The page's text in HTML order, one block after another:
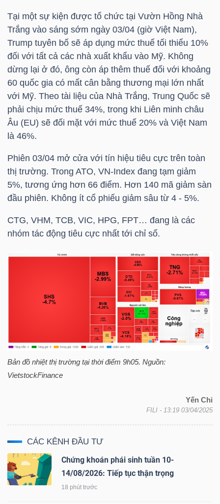
Tại một sự kiện được tổ chức tại Vườn Hồng Nhà
Trắng vào sáng sớm ngày 03/04 (giờ Việt Nam),
Trump tuyên bố sẽ áp dụng mức thuế tối thiểu 10%
đối với tất cả các nhà xuất khẩu vào Mỹ. Không
dừng lại ở đó, ông còn áp thêm thuế đối với khoảng
60 quốc gia có mất cân bằng thương mại lớn nhất
với Mỹ. Theo tài liệu của Nhà Trắng, Trung Quốc sẽ
phải chịu mức thuế 34%, trong khi Liên minh châu
Âu (EU) sẽ đối mặt với mức thuế 20% và Việt Nam
là 46%.
Phiên 03/04 mở cửa với tín hiệu tiêu cực trên toàn
thị trường. Trong ATO, VN-Index đang tạm giảm
5%, tương ứng hơn 66 điểm. Hơn 140 mã giảm sàn
đầu phiên. Không ít cổ phiếu giảm sâu từ 4 - 5%.
CTG, VHM, TCB, VIC, HPG, FPT… đang là các
nhóm tác động tiêu cực nhất tới chỉ số.
Bản đồ nhiệt thị trường tại thời điểm 9h05. Nguồn:
VietstockFinance
Yến Chi
FILI - 13:19 03/04/2025
CÁC KÊNH ĐẦU TƯ
Chứng khoán phái sinh tuần 10-
14/08/2026: Tiếp tục thận trọng
18 phút trước
Báo
cáo
phân
tích
(-)
Thuật
ngữ
(-)
Dịch
vụ
(-)
chính